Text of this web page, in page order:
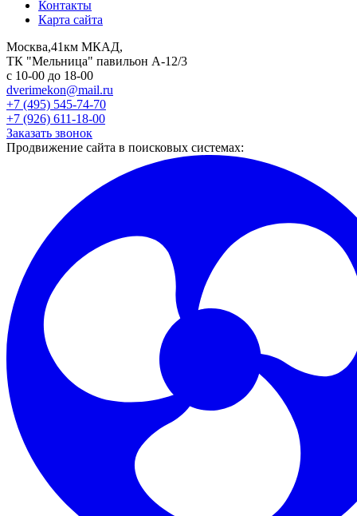
Контакты
Карта сайта
Москва,41км МКАД,
ТК "Мельница" павильон А-12/3
с 10-00 до 18-00
dverimekon@mail.ru
+7 (495) 545-74-70
+7 (926) 611-18-00
Заказать звонок
Продвижение сайта в поисковых системах: